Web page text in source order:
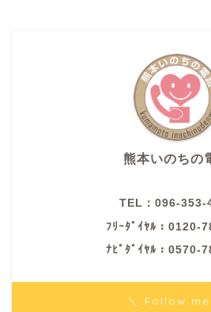
熊本いのちの
TEL：096-353-
ﾌﾘｰﾀﾞｲﾔﾙ：0120-
ﾅﾋﾞﾀﾞｲﾔﾙ：0570-
＼ Follow me